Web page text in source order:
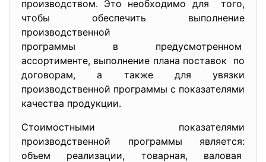
производством. Это необходимо для того,
чтобы обеспечить выполнение
производственной
программы в предусмотренном
ассортименте, выполнение плана поставок по
договорам, а также для увязки
производственной программы с показателями
качества продукции.
Стоимостными показателями
производственной программы является:
объем реализации, товарная, валовая